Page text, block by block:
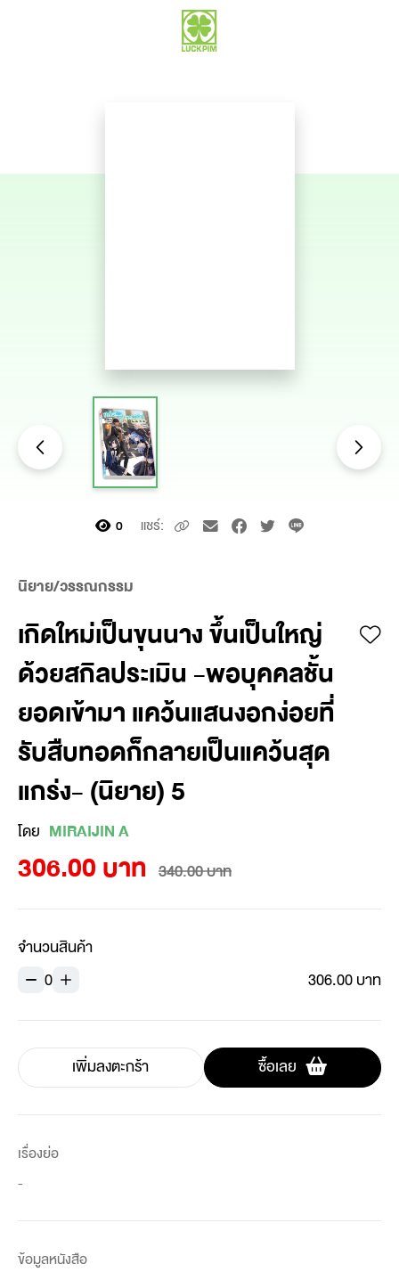
0 แชร์:
นิยาย/วรรณกรรม
เกิดใหม่เป็นขุนนาง ขึ้นเป็นใหญ่
ด้วยสกิลประเมิน -พอบุคคลชั้น
ยอดเข้ามา แคว้นแสนงอกง่อยที่
รับสืบทอดก็กลายเป็นแคว้นสุด
แกร่ง- (นิยาย) 5
โดย MIRAIJIN A
306.00 บาท 340.00 บาท
จำนวนสินค้า
0
306.00 บาท
เพิ่มลงตะกร้า ซื้อเลย
เรื่องย่อ
-
ข้อมูลหนังสือ